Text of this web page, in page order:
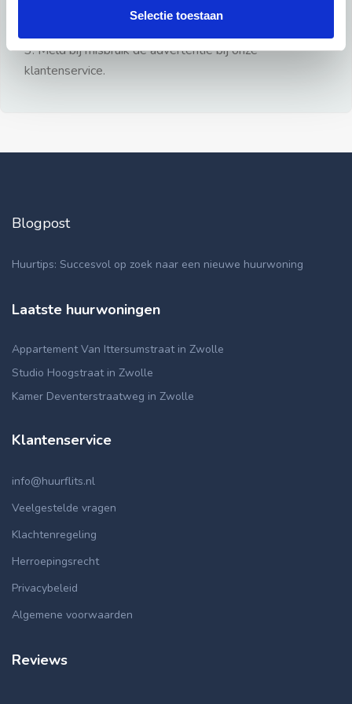
Selectie toestaan
3: Meld bij misbruik de advertentie bij onze
klantenservice.
Blogpost
Huurtips: Succesvol op zoek naar een nieuwe huurwoning
Laatste huurwoningen
Appartement Van Ittersumstraat in Zwolle
Studio Hoogstraat in Zwolle
Kamer Deventerstraatweg in Zwolle
Klantenservice
info@huurflits.nl
Veelgestelde vragen
Klachtenregeling
Herroepingsrecht
Privacybeleid
Algemene voorwaarden
Reviews